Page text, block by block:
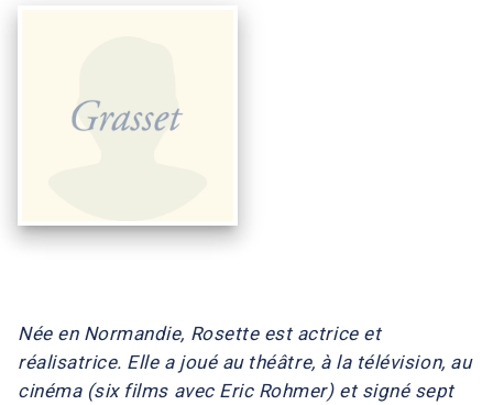
Née en Normandie, Rosette est actrice et
réalisatrice. Elle a joué au théâtre, à la télévision, au
cinéma (six films avec Eric Rohmer) et signé sept